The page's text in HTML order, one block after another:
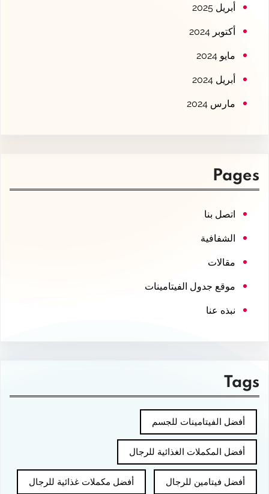
أبريل 2025
أكتوبر 2024
مايو 2024
أبريل 2024
مارس 2024
Pages
اتصل بنا
الشفافية
مقالات
موقع جدول الفيتامينات
نبذه عنا
Tags
أفضل الفيتامينات للجسم
أفضل المكملات الغذائية للرجال
أفضل فيتامين للرجال أفضل مكملات غذائية للرجال